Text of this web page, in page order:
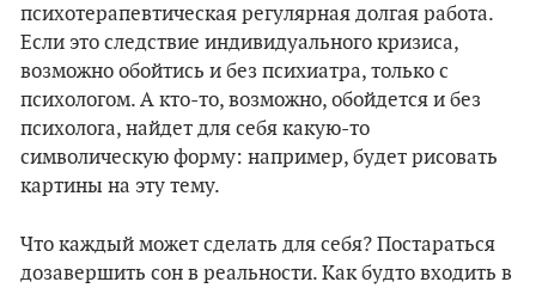
психотерапевтическая регулярная долгая работа.
Если это следствие индивидуального кризиса,
возможно обойтись и без психиатра, только с
психологом. А кто-то, возможно, обойдется и без
психолога, найдет для себя какую-то
символическую форму: например, будет рисовать
картины на эту тему.
Что каждый может сделать для себя? Постараться
дозавершить сон в реальности. Как будто входить в